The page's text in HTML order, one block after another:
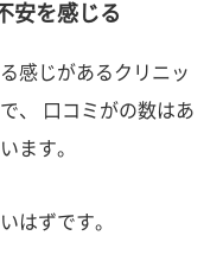
安を感じる
感じがあるクリニッ
、 口コミがの数はあ
ます。
はずです。